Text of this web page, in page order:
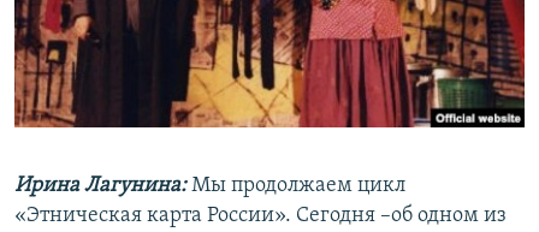
РАСПИСАНИЕ ВЕЩАНИЯ
ПОДПИШИТЕСЬ НА РАССЫЛКУ
СОЦИАЛЬНЫЕ СЕТИ
Ирина Лагунина:Мы продолжаем цикл
«Этническая карта России». Сегодня –об одном из